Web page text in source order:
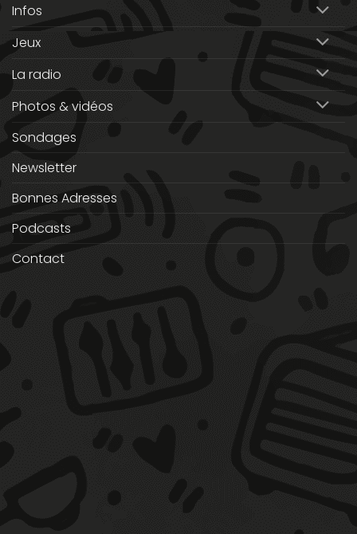
Infos
Jeux
La radio
Photos & vidéos
Sondages
Newsletter
Bonnes Adresses
Podcasts
Contact